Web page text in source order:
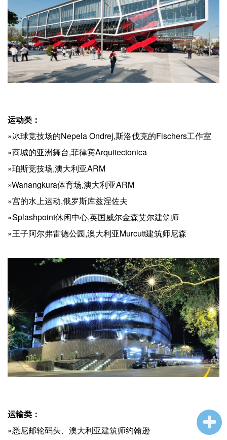
运动类：
»冰球竞技场的Nepela Ondrej,斯洛伐克的Fischers工作室
»商城的亚洲舞台,菲律宾Arquitectonica
»珀斯竞技场,澳大利亚ARM
»Wanangkura体育场,澳大利亚ARM
»宫的水上运动,俄罗斯库兹涅佐夫
»Splashpoint休闲中心,英国威尔金森艾尔建筑师
»王子阿尔弗雷德公园,澳大利亚Murcutt建筑师尼森
运输类：
»悉尼邮轮码头、澳大利亚建筑师约翰逊